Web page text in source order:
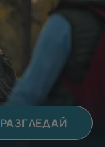
РАЗГЛЕДАЙ